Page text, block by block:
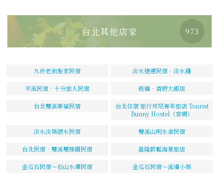
台北其他店家 973
九份老街施家民宿 淡水捷運民宿‧淡水嶘
平溪民宿．十分旅人民宿 板橋．首府大飯店
台北雙溪幸福民宿
台北住宿 旅行邦尼青年旅店 Tourist
Bunny Hostel（官網）
淡水淡築憩水民宿 雙溪山明水舍民宿
台北民宿‧雙溪雙臻園民宿 基隆蔚藍海景旅店
金瓜石民宿～石山水禪民宿 金瓜石民宿～溪邊小築